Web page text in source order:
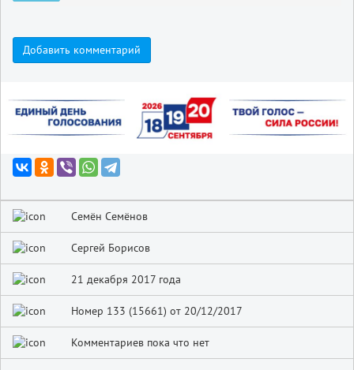
Добавить комментарий
Семён Семёнов
Сергей Борисов
21 декабря 2017 года
Номер 133 (15661) от 20/12/2017
Комментариев пока что нет